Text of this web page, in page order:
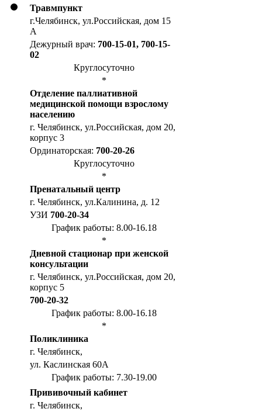
Травмпункт
г.Челябинск, ул.Российская, дом 15
А
Дежурный врач: 700-15-01, 700-15-
02
Круглосуточно
*
Отделение паллиативной
медицинской помощи взрослому
населению
г. Челябинск, ул.Российская, дом 20,
корпус 3
Ординаторская: 700-20-26
Круглосуточно
*
Пренатальный центр
г. Челябинск, ул.Калинина, д. 12
УЗИ 700-20-34
График работы: 8.00-16.18
*
Дневной стационар при женской
консультации
г. Челябинск, ул.Российская, дом 20,
корпус 5
700-20-32
График работы: 8.00-16.18
*
Поликлиника
г. Челябинск,
ул. Каслинская 60А
График работы: 7.30-19.00
Прививочный кабинет
г. Челябинск,